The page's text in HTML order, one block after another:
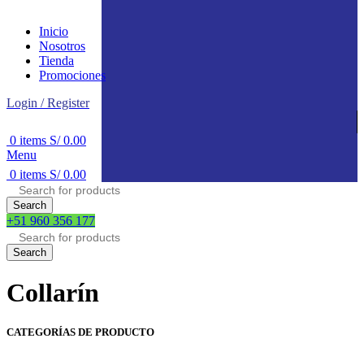
Inicio
Nosotros
Tienda
Promociones
Login / Register
0 items S/0.00
Menu
0 items S/0.00
Search
+51 960 356 177
Search
Collarín
CATEGORÍAS DE PRODUCTO